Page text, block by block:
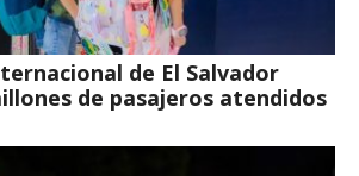
de El Salvador
de pasajeros atendidos